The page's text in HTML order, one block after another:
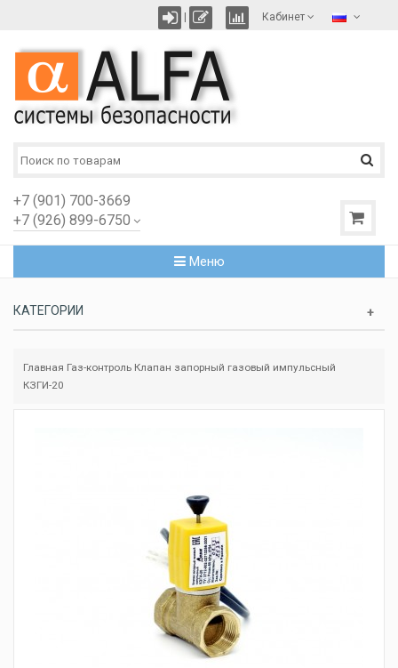
Кабинет
+7 (901) 700-3669
+7 (926) 899-6750
Меню
КАТЕГОРИИ
Главная Газ-контроль Клапан запорный газовый импульсный
КЗГИ-20